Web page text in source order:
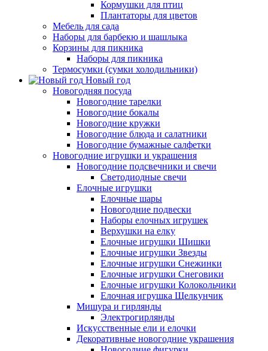
Кормушки для птиц
Плантаторы для цветов
Мебель для сада
Наборы для барбекю и шашлыка
Корзины для пикника
Наборы для пикника
Термосумки (сумки холодильники)
Новый год
Новогодняя посуда
Новогодние тарелки
Новогодние бокалы
Новогодние кружки
Новогодние блюда и салатники
Новогодние бумажные салфетки
Новогодние игрушки и украшения
Новогодние подсвечники и свечи
Светодиодные свечи
Елочные игрушки
Елочные шары
Новогодние подвески
Наборы елочных игрушек
Верхушки на елку
Елочные игрушки Шишки
Елочные игрушки Звезды
Елочные игрушки Снежинки
Елочные игрушки Снеговики
Елочные игрушки Колокольчики
Елочная игрушка Щелкунчик
Мишура и гирлянды
Электрогирлянды
Искусственные ели и елочки
Декоративные новогодние украшения